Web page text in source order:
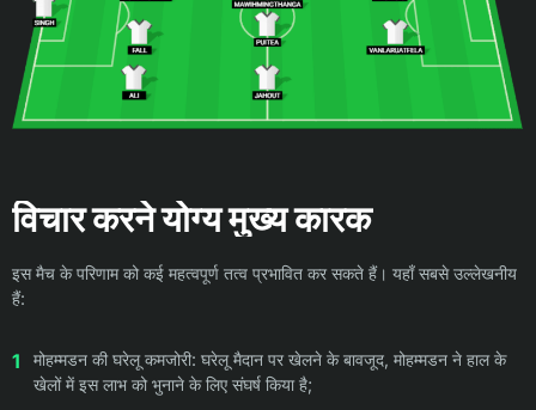
विचार करने योग्य मुख्य कारक
इस मैच के परिणाम को कई महत्वपूर्ण तत्व प्रभावित कर सकते हैं। यहाँ सबसे उल्लेखनीय
हैं:
मोहम्मडन की घरेलू कमजोरी: घरेलू मैदान पर खेलने के बावजूद, मोहम्मडन ने हाल के
खेलों में इस लाभ को भुनाने के लिए संघर्ष किया है;